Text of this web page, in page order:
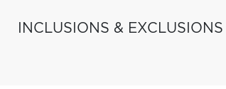
INCLUSIONS & EXCLUSIONS